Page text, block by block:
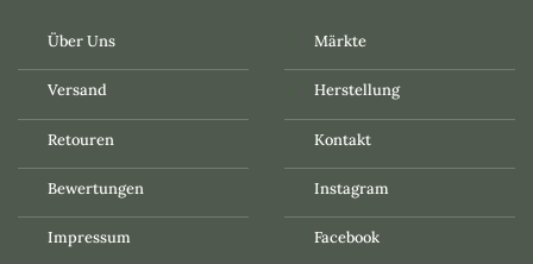
Über Uns
Versand
Retouren
Bewertungen
Impressum
Märkte
Herstellung
Kontakt
Instagram
Facebook